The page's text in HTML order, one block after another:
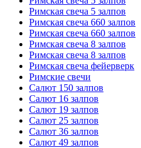
Римская свеча 5 залпов
Римская свеча 660 залпов
Римская свеча 660 залпов
Римская свеча 8 залпов
Римская свеча 8 залпов
Римская свеча фейерверк
Римские свечи
Салют 150 залпов
Салют 16 залпов
Салют 19 залпов
Салют 25 залпов
Салют 36 залпов
Салют 49 залпов